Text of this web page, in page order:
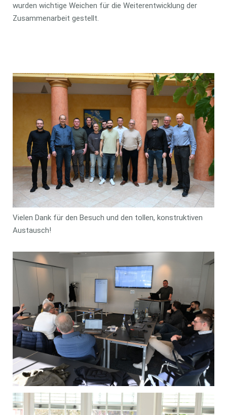
wurden wichtige Weichen für die Weiterentwicklung der
Zusammenarbeit gestellt.
Vielen Dank für den Besuch und den tollen, konstruktiven
Austausch!